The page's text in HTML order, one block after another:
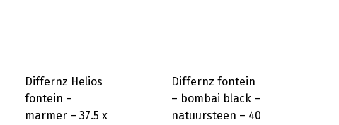
Differnz Helios
fontein –
marmer – 37.5 x
Differnz fontein
– bombai black –
natuursteen – 40